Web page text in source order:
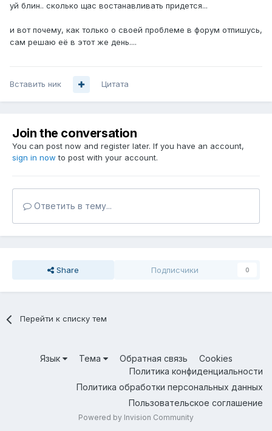
уй блин.. сколько щас востанавливать придется...
и вот почему, как только о своей проблеме в форум отпишусь,
сам решаю её в этот же день....
Вставить ник Цитата
Join the conversation
You can post now and register later. If you have an account,
sign in now to post with your account.
Ответить в тему...
Share Подписчики 0
Перейти к списку тем
Язык Тема Обратная связь
Cookies
Политика конфиденциальности
Политика обработки персональных данных
Пользовательское соглашение
Powered by Invision Community